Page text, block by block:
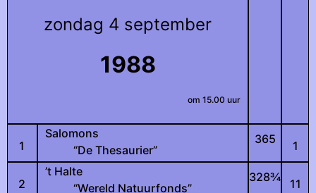
zondag 4 september
1988
om 15.00 uur
1
Salomons
“De Thesaurier”
365 1
2
’t Halte
“Wereld Natuurfonds”
328¾ 11